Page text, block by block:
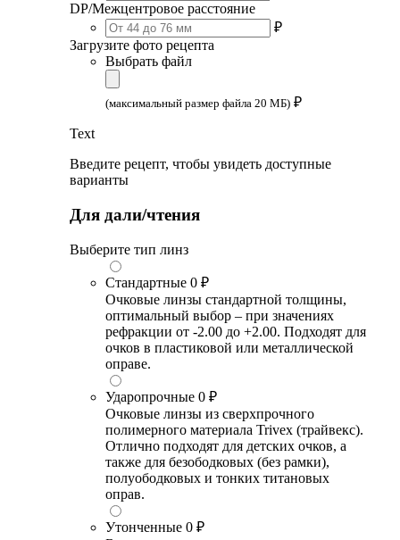
DP/Межцентровое расстояние
₽
Загрузите фото рецепта
Выбрать файл
(максимальный размер файла 20 МБ) ₽
Text
Введите рецепт, чтобы увидеть доступные
варианты
Для дали/чтения
Выберите тип линз
Стандартные 0 ₽
Очковые линзы стандартной толщины,
оптимальный выбор – при значениях
рефракции от -2.00 до +2.00. Подходят для
очков в пластиковой или металлической
оправе.
Ударопрочные 0 ₽
Очковые линзы из сверхпрочного
полимерного материала Trivex (трайвекс).
Отлично подходят для детских очков, а
также для безободковых (без рамки),
полуободковых и тонких титановых
оправ.
Утонченные 0 ₽